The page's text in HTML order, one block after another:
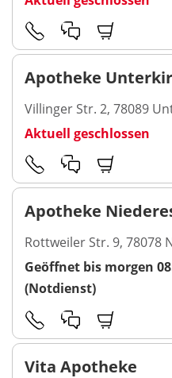
Apotheke
Villinger Str. 2, 78089
Aktuell geschlossen
Apotheke
Rottweiler Str. 9, 78078
Geöffnet bis morgen
(Notdienst)
Vita Apotheke